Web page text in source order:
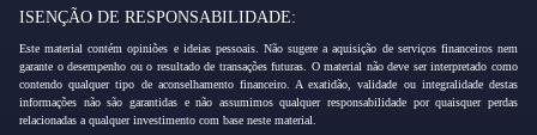
ISENÇÃO DE RESPONSABILIDADE:
Este material contém opiniões e ideias pessoais. Não sugere a aquisição de serviços financeiros nem
garante o desempenho ou o resultado de transações futuras. O material não deve ser interpretado como
contendo qualquer tipo de aconselhamento financeiro. A exatidão, validade ou integralidade destas
informações não são garantidas e não assumimos qualquer responsabilidade por quaisquer perdas
relacionadas a qualquer investimento com base neste material.